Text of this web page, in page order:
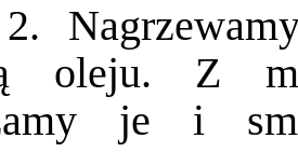
oleju. Z
je i